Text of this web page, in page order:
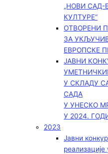
„НОВИ
КУЛТУРЕ“
ОТВОРЕНИ
ЗА
ЕВРОПСКЕ
ЈАВНИ
У СКЛАДУ
САДА
У УНЕСКО
У 2024.
2023
Јавни